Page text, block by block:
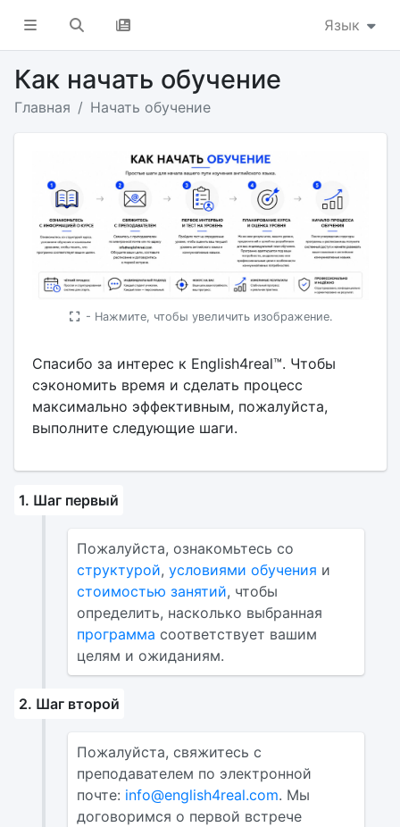
Язык
Как начать обучение
Главная Начать обучение
- Нажмите, чтобы увеличить изображение.
Спасибо за интерес к English4real™. Чтобы
сэкономить время и сделать процесс
максимально эффективным, пожалуйста,
выполните следующие шаги.
1. Шаг первый
Пожалуйста, ознакомьтесь со
структурой, условиями обучения и
стоимостью занятий, чтобы
определить, насколько выбранная
программа соответствует вашим
целям и ожиданиям.
2. Шаг второй
Пожалуйста, свяжитесь с
преподавателем по электронной
почте: info@english4real.com. Мы
договоримся о первой встрече